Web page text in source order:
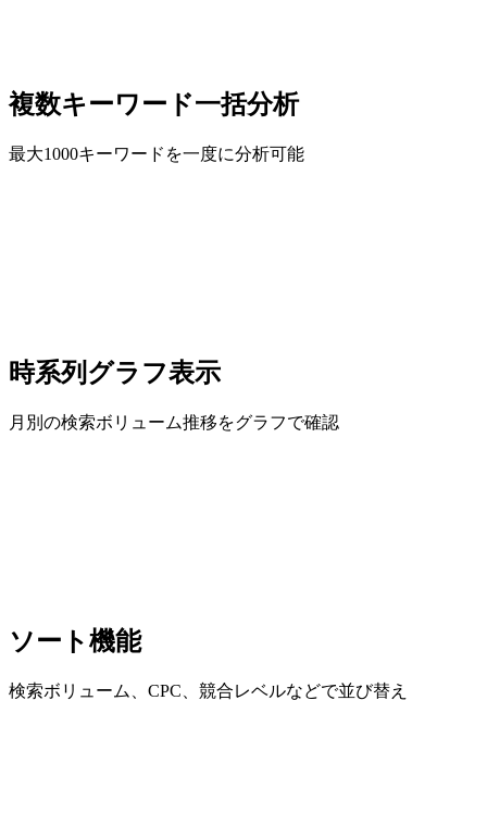
複数キーワード一括分析
最大1000キーワードを一度に分析可能
時系列グラフ表示
月別の検索ボリューム推移をグラフで確認
ソート機能
検索ボリューム、CPC、競合レベルなどで並び替え